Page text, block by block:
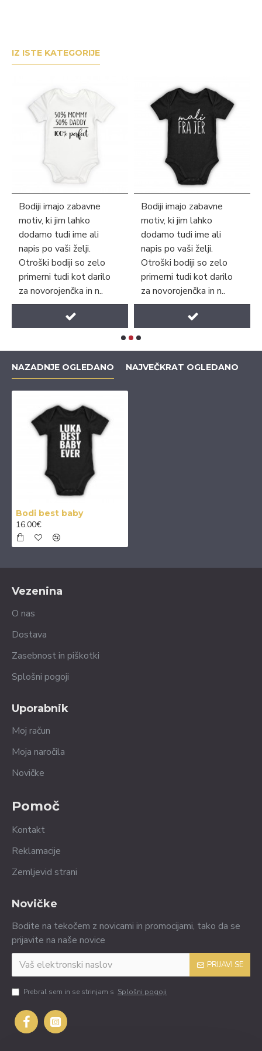
IZ ISTE KATEGORIJE
Bodiji imajo zabavne
motiv, ki jim lahko
dodamo tudi ime ali
napis po vaši želji.
Otroški bodiji so zelo
primerni tudi kot darilo
za novorojenčka in n..
Bodiji imajo zabavne
motiv, ki jim lahko
dodamo tudi ime ali
napis po vaši želji.
Otroški bodiji so zelo
primerni tudi kot darilo
za novorojenčka in n..
NAZADNJE OGLEDANO NAJVEČKRAT OGLEDANO
Bodi best baby
16.00€
Vezenina
O nas
Dostava
Zasebnost in piškotki
Splošni pogoji
Uporabnik
Moj račun
Moja naročila
Novičke
Pomoč
Kontakt
Reklamacije
Zemljevid strani
Novičke
Bodite na tekočem z novicami in promocijami, tako da se
prijavite na naše novice
PRIJAVI SE
Prebral sem in se strinjam s Splošni pogoji